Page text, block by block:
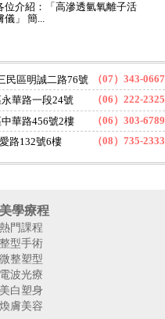
位介紹：「高滲透氫氧離子活
儀」 簡...
民區明誠二路76號 （07）343-0667
華路一段24號 （06）222-2325
華路456號2樓 （06）303-6789
路132號6樓 （08）735-2333
美學療程
熱門課程
整型手術
微整塑型
電波光療
美白塑身
煥膚美容